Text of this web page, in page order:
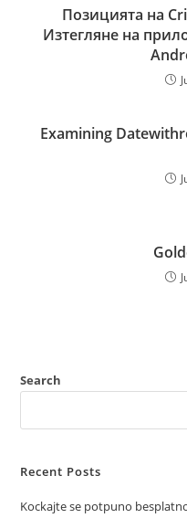
Позицията на
Изтегляне на
Examining
Search
Recent Posts
Kockajte se potpuno